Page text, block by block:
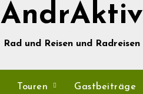
AndrAktiv
Rad und Reisen und Radreisen
Touren Gastbeiträge